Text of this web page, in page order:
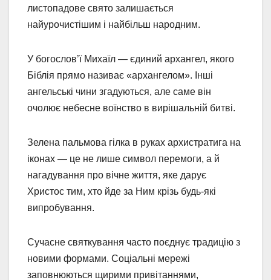
листопадове свято залишається
найурочистішим і найбільш народним.
У богослов’ї Михаїл — єдиний архангел, якого
Біблія прямо називає «архангелом». Інші
ангельські чини згадуються, але саме він
очолює небесне воїнство в вирішальній битві.
Зелена пальмова гілка в руках архистратига на
іконах — це не лише символ перемоги, а й
нагадування про вічне життя, яке дарує
Христос тим, хто йде за Ним крізь будь-які
випробування.
Сучасне святкування часто поєднує традицію з
новими формами. Соціальні мережі
заповнюються щирими привітаннями,